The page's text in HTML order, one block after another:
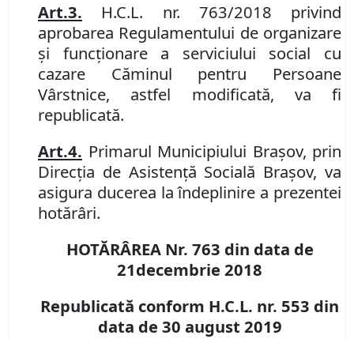
Art.3. H.C.L. nr. 763/2018 privind
aprobarea Regulamentului de organizare
şi funcţionare a serviciului social cu
cazare Căminul pentru Persoane
Vârstnice, astfel modificată, va fi
republicată.
Art.4. Primarul Municipiului Braşov, prin
Direcţia de Asistență Socială Brașov, va
asigura ducerea la îndeplinire a prezentei
hotărâri.
HOTĂRÂREA Nr. 763 din data de
21decembrie 2018
Republicată conform H.C.L. nr. 553 din
data de 30 august 2019